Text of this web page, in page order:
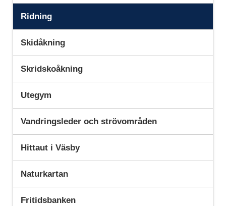
Ridning
Skidåkning
Skridskoåkning
Utegym
Vandringsleder och strövområden
Hittaut i Väsby
Naturkartan
Fritidsbanken